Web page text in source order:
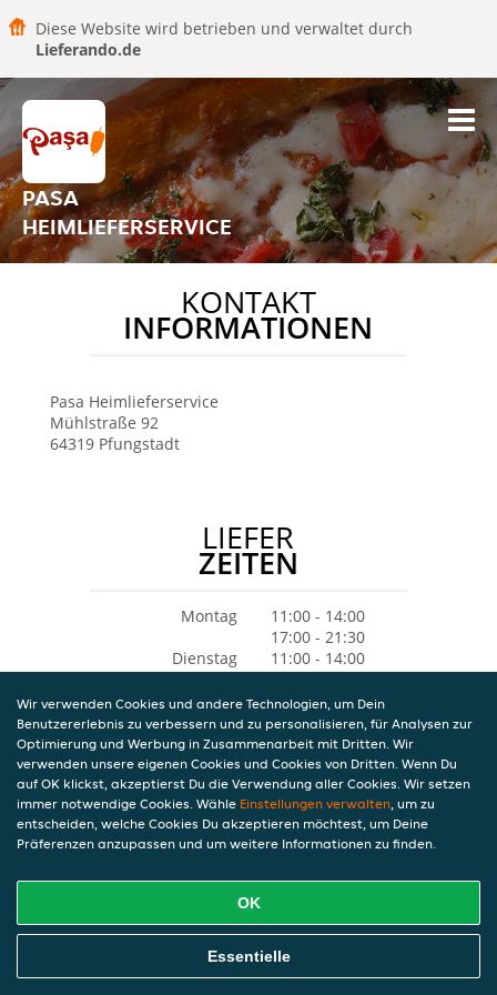
Diese Website wird betrieben und verwaltet durch
Lieferando.de
PASA
HEIMLIEFERSERVICE
KONTAKT
INFORMATIONEN
Pasa Heimlieferservice
Mühlstraße 92
64319 Pfungstadt
LIEFER
ZEITEN
Montag
11:00 - 14:00
17:00 - 21:30
Dienstag
11:00 - 14:00
17:00 - 21:30
Mittwoch
11:00 - 14:00
17:00 - 21:30
Donnerstag
11:00 - 14:00
17:00 - 21:30
Freitag
11:00 - 14:00
17:00 - 21:30
Samstag
11:00 - 14:00
17:00 - 21:30
Wir verwenden Cookies und andere Technologien, um Dein
Benutzererlebnis zu verbessern und zu personalisieren, für Analysen zur
Optimierung und Werbung in Zusammenarbeit mit Dritten. Wir
verwenden unsere eigenen Cookies und Cookies von Dritten. Wenn Du
auf OK klickst, akzeptierst Du die Verwendung aller Cookies. Wir setzen
immer notwendige Cookies. Wähle Einstellungen verwalten, um zu
entscheiden, welche Cookies Du akzeptieren möchtest, um Deine
Präferenzen anzupassen und um weitere Informationen zu finden.
OK
Essentielle